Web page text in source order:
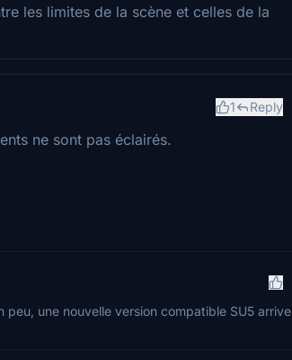
les limites de la scène et celles de la
1 Reply
ne sont pas éclairés.
une nouvelle version compatible SU5 arrive